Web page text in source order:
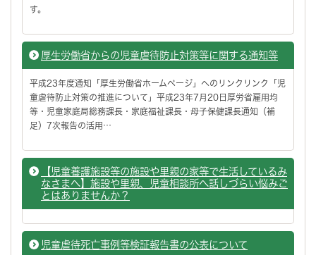
す。
厚生労働省からの児童虐待防止対策等に関する通知等
平成23年度通知「厚生労働省ホームページ」へのリンクリンク「児
童虐待防止対策の推進について」平成23年7月20日厚労省雇用均
等・児童家庭局総務課長・家庭福祉課長・母子保健課長通知（補
足）7次報告の活用…
【児童養護施設等の施設や里親の家等で生活しているみ
なさまへ】施設や里親、児童相談所へ話しづらい悩みご
とはありませんか？
児童虐待死亡事例等検証報告書の公表について